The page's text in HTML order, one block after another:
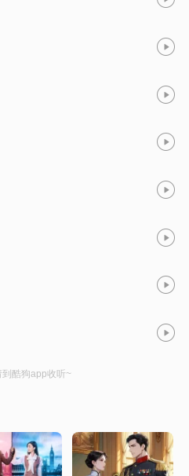
到酷狗app收听~